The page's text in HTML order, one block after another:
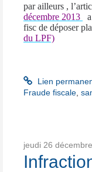
par ailleurs ,
décembre 2013
fisc de déposer
du LPF)
Lien
Fraude fiscale
jeudi 26